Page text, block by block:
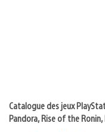
Catalogue des jeux
Pandora, Rise of the